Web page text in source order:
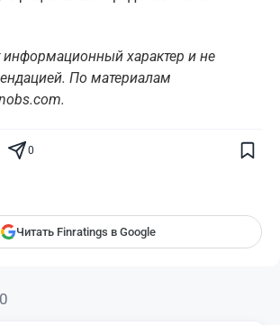
информационный характер и не
По материалам
0
Читать Finratings в Google
показываться вам
0